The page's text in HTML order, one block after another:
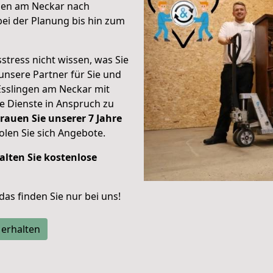
am Neckar nach
der Planung bis hin zum
nicht wissen, was Sie
Partner für Sie und
am Neckar mit
Dienste in Anspruch zu
Sie unserer 7 Jahre
Sie sich Angebote.
Sie kostenlose
finden Sie nur bei uns!